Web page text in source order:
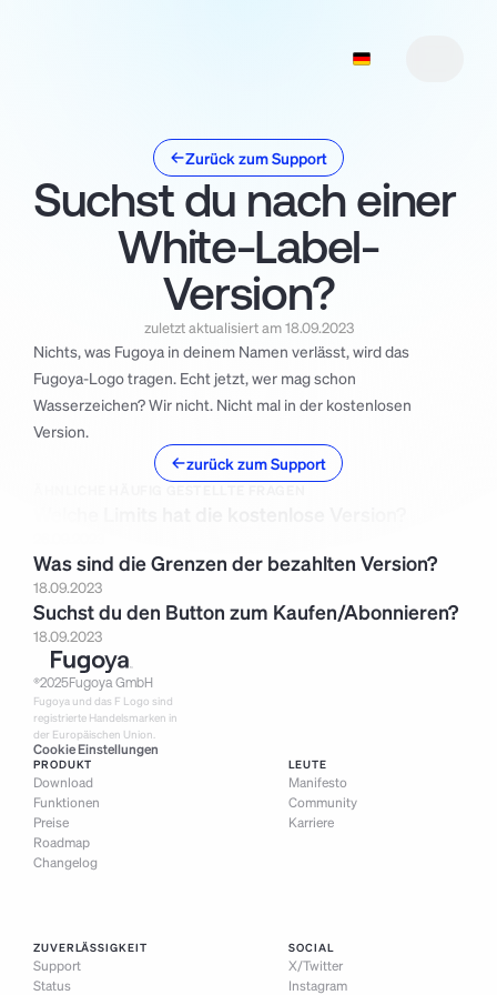
Funktionen
Funktionen
Roadmap
Preise
Preise 2
Support5
Changelog6
Changelog 6
Download
Download 7
Zurück zum Support
Suchst du nach einer
White-Label-
Version?
zuletzt aktualisiert am 18.09.2023
Nichts, was Fugoya in deinem Namen verlässt, wird das
Fugoya-Logo tragen. Echt jetzt, wer mag schon
Wasserzeichen? Wir nicht. Nicht mal in der kostenlosen
Version.
zurück zum Support
Was sind die Grenzen der bezahlten Version?
18.09.2023
Suchst du den Button zum Kaufen/Abonnieren?
18.09.2023
®2025Fugoya GmbH
Fugoya und das F Logo sind
registrierte Handelsmarken in
der Europäischen Union.
Cookie Einstellungen
PRODUKT
Download
Funktionen
Preise
Roadmap
Changelog
LEUTE
Manifesto
Community
Karriere
ZUVERLÄSSIGKEIT
Support
Status
SOCIAL
X/Twitter
Instagram